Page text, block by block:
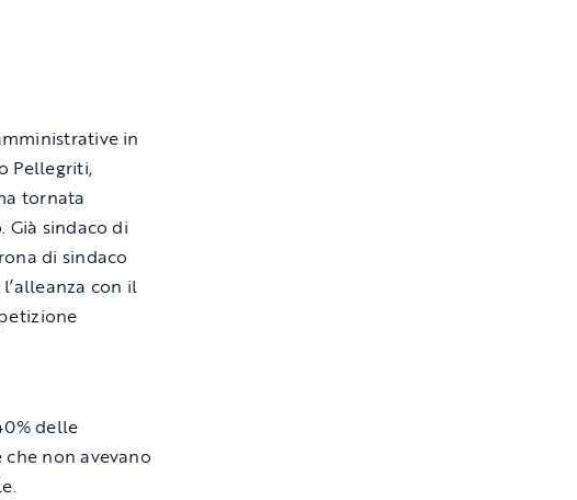
in
Pellegriti,
tornata
Già sindaco di
di sindaco
con il
delle
non avevano